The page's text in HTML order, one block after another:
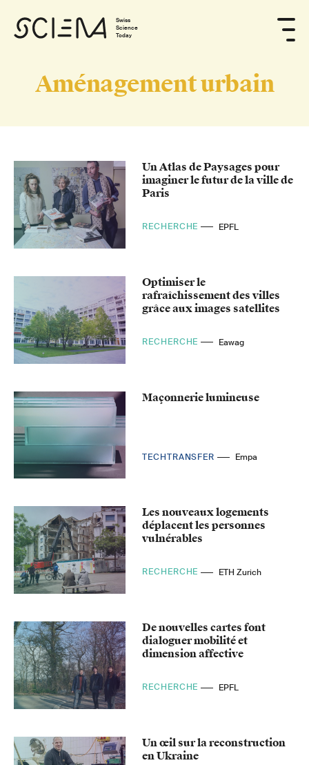
Swiss
Science
Today
Aménagement urbain
Un Atlas de Paysages pour
imaginer le futur de la ville de
Paris
RECHERCHE EPFL
Optimiser le
rafraîchissement des villes
grâce aux images satellites
RECHERCHE Eawag
Maçonnerie lumineuse
TECHTRANSFER Empa
Les nouveaux logements
déplacent les personnes
vulnérables
RECHERCHE ETH Zurich
De nouvelles cartes font
dialoguer mobilité et
dimension affective
RECHERCHE EPFL
Un œil sur la reconstruction
en Ukraine